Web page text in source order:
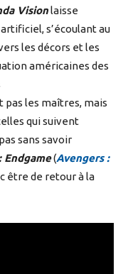
Visionlaisse
s’écoulant au
les décors et les
américaines des
pas les maîtres, mais
qui suivent
sans savoir
Endgame(Avengers :
être de retour à la